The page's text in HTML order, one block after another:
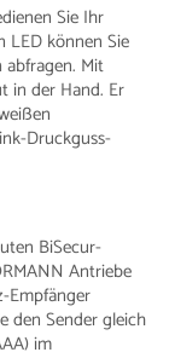
Sie Ihr
LED können Sie
Mit
in der Hand. Er
Druckguss-
BiSecur-
Antriebe
Empfänger
den Sender gleich
im